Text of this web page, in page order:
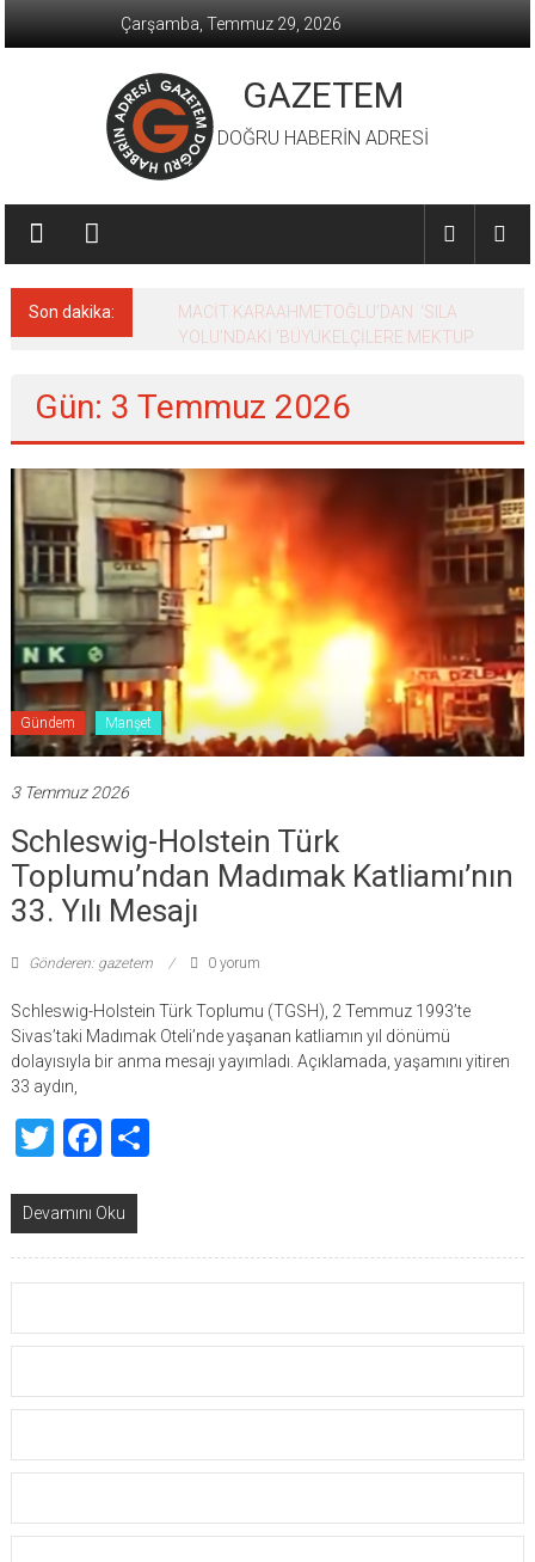
Çarşamba, Temmuz 29, 2026
GAZETEM
DOĞRU HABERİN ADRESİ
Son dakika:
MACİT KARAAHMETOĞLU’DAN ‘SILA
YOLU’NDAKİ ’BÜYÜKELÇİLERE MEKTUP
Gün: 3 Temmuz 2026
Gündem Manşet
3 Temmuz 2026
Schleswig-Holstein Türk
Toplumu’ndan Madımak Katliamı’nın
33. Yılı Mesajı
Gönderen: gazetem 0 yorum
Schleswig-Holstein Türk Toplumu (TGSH), 2 Temmuz 1993’te
Sivas’taki Madımak Oteli’nde yaşanan katliamın yıl dönümü
dolayısıyla bir anma mesajı yayımladı. Açıklamada, yaşamını yitiren
33 aydın,
TwitterFacebook
Share
Devamını Oku